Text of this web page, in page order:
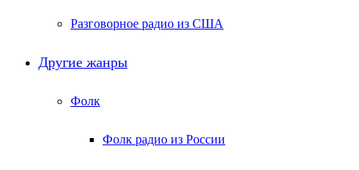
Разговорное радио из США
Другие жанры
Фолк
Фолк радио из России